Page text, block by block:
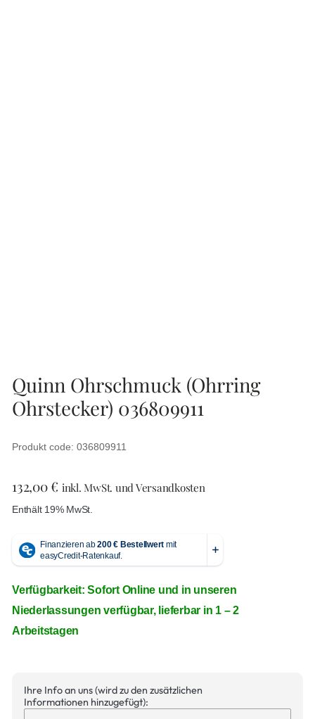
Quinn Ohrschmuck (Ohrring
Ohrstecker) 036809911
Produkt code: 036809911
132,00€ inkl. MwSt. und Versandkosten
Enthält 19% MwSt.
Verfügbarkeit: Sofort Online und in unseren
Niederlassungen verfügbar, lieferbar in 1 – 2
Arbeitstagen
Ihre Info an uns (wird zu den zusätzlichen
Informationen hinzugefügt):